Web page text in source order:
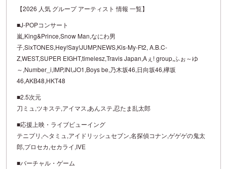
【2026 人気 グループ アーティスト 情報 一覧】
■J-POPコンサート
嵐,King&Prince,Snow Man,なにわ男
子,SixTONES,Hey!Say!JUMP,NEWS,Kis-My-Ft2, A.B.C-
Z,WEST,SUPER EIGHT,timelesz,Travis Japan,Aぇ! group,ふぉ～ゆ
～,Number_i,IMP,INI,JO1,Boys be,乃木坂46,日向坂46,欅坂
46,AKB48,HKT48
■2.5次元
刀ミュ,ツキステ,アイマス,あんステ,忍たま乱太郎
■応援上映・ライブビューイング
テニプリ,ヘタミュ,アイドリッシュセブン,名探偵コナン,ゲゲゲの鬼太
郎,プロセカ,セカライ,IVE
■バーチャル・ゲーム